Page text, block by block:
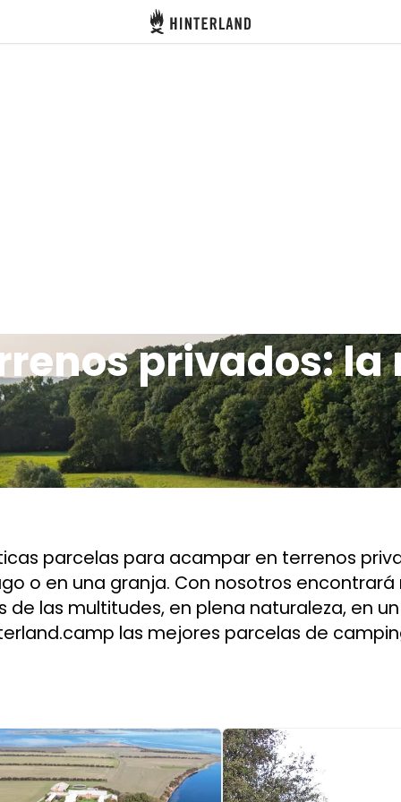
Hinterland
privados:
parcelas para acampar en terrenos
o en una granja. Con nosotros encontrará
de las multitudes, en plena naturaleza, en
las mejores parcelas de
1 of 5 Image 1 of 5